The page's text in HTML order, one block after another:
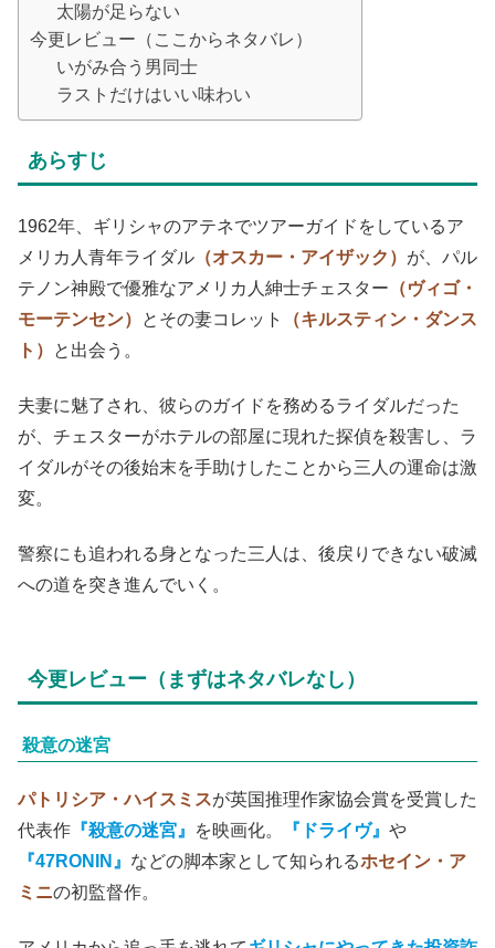
太陽が足らない
今更レビュー（ここからネタバレ）
いがみ合う男同士
ラストだけはいい味わい
あらすじ
1962年、ギリシャのアテネでツアーガイドをしているア
メリカ人青年ライダル （オスカー・アイザック） が、パル
テノン神殿で優雅なアメリカ人紳士チェスター （ヴィゴ・
モーテンセン）
とその妻コレット
（キルスティン・ダンス
ト）
と出会う。
夫妻に魅了され、彼らのガイドを務めるライダルだった
が、チェスターがホテルの部屋に現れた探偵を殺害し、ラ
イダルがその後始末を手助けしたことから三人の運命は激
変。
警察にも追われる身となった三人は、後戻りできない破滅
への道を突き進んでいく。
今更レビュー（まずはネタバレなし）
殺意の迷宮
パトリシア・ハイスミスが英国推理作家協会賞を受賞した
代表作 『殺意の迷宮』 を映画化。 『ドライヴ』 や
『47RONIN』 などの脚本家として知られるホセイン・ア
ミニの初監督作。